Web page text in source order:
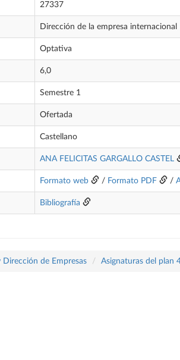
27337
Dirección de la empresa internacional
Optativa
6,0
Semestre 1
Ofertada
Castellano
ANA FELICITAS GARGALLO CASTEL
Formato web / Formato PDF /
Bibliografía
de Empresas Asignaturas del plan